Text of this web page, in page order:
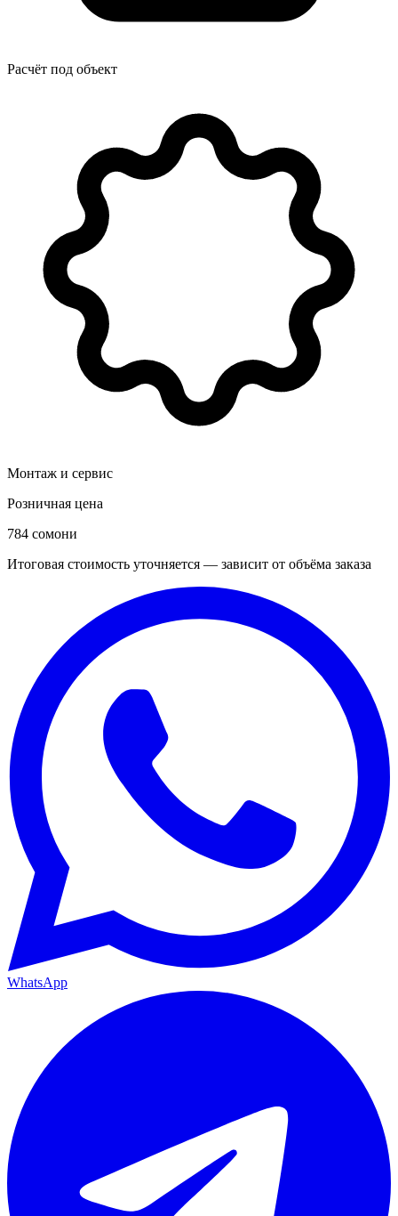
Расчёт под объект
Монтаж и сервис
Розничная цена
784 сомони
Итоговая стоимость уточняется — зависит от объёма заказа
WhatsApp